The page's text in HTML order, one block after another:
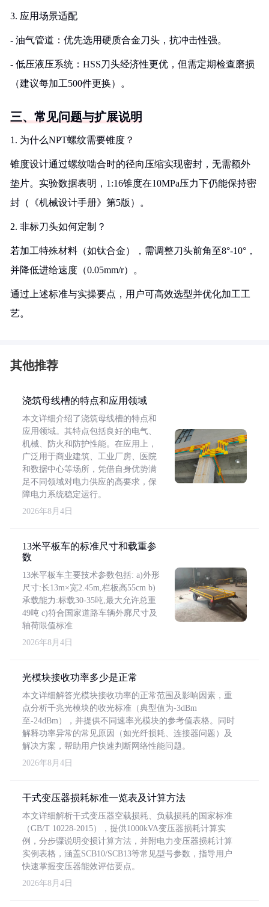
3. 应用场景适配
- 油气管道：优先选用硬质合金刀头，抗冲击性强。
- 低压液压系统：HSS刀头经济性更优，但需定期检查磨损
（建议每加工500件更换）。
三、常见问题与扩展说明
1. 为什么NPT螺纹需要锥度？
锥度设计通过螺纹啮合时的径向压缩实现密封，无需额外
垫片。实验数据表明，1:16锥度在10MPa压力下仍能保持密
封（《机械设计手册》第5版）。
2. 非标刀头如何定制？
若加工特殊材料（如钛合金），需调整刀头前角至8°-10°，
并降低进给速度（0.05mm/r）。
通过上述标准与实操要点，用户可高效选型并优化加工工
艺。
其他推荐
浇筑母线槽的特点和应用领域
本文详细介绍了浇筑母线槽的特点和
应用领域。其特点包括良好的电气、
机械、防火和防护性能。在应用上，
广泛用于商业建筑、工业厂房、医院
和数据中心等场所，凭借自身优势满
足不同领域对电力供应的高要求，保
障电力系统稳定运行。
2026年8月4日
13米平板车的标准尺寸和载重参
数
13米平板车主要技术参数包括: a)外形
尺寸:长13m×宽2.45m,栏板高55cm b)
承载能力:标载30-35吨,最大允许总重
49吨 c)符合国家道路车辆外廓尺寸及
轴荷限值标准
2026年8月4日
光模块接收功率多少是正常
本文详细解答光模块接收功率的正常范围及影响因素，重
点分析千兆光模块的收光标准（典型值为-3dBm
至-24dBm），并提供不同速率光模块的参考值表格。同时
解释功率异常的常见原因（如光纤损耗、连接器问题）及
解决方案，帮助用户快速判断网络性能问题。
2026年8月4日
干式变压器损耗标准一览表及计算方法
本文详细解析干式变压器空载损耗、负载损耗的国家标准
（GB/T 10228-2015），提供1000kVA变压器损耗计算实
例，分步骤说明变损计算方法，并附电力变压器损耗计算
实例表格，涵盖SCB10/SCB13等常见型号参数，指导用户
快速掌握变压器能效评估要点。
2026年8月4日